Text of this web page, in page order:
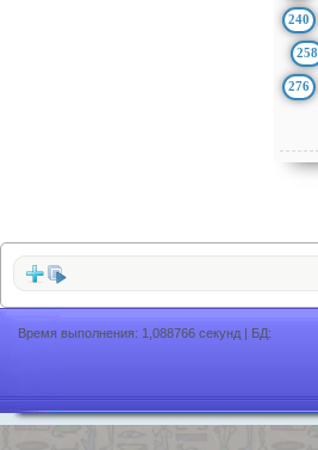
240
258
276
Время выполнения: 1,088766 секунд | БД: